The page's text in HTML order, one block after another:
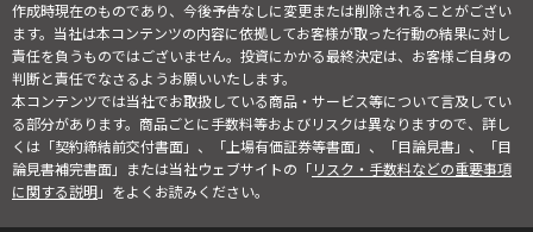
作成時現在のものであり、今後予告なしに変更または削除されることがござい
ます。当社は本コンテンツの内容に依拠してお客様が取った行動の結果に対し
責任を負うものではございません。投資にかかる最終決定は、お客様ご自身の
判断と責任でなさるようお願いいたします。
本コンテンツでは当社でお取扱している商品・サービス等について言及してい
る部分があります。商品ごとに手数料等およびリスクは異なりますので、詳し
くは「契約締結前交付書面」、「上場有価証券等書面」、「目論見書」、「目
論見書補完書面」または当社ウェブサイトの「リスク・手数料などの重要事項
に関する説明」をよくお読みください。